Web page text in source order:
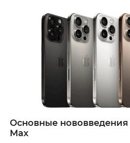
Основные нововведения
Max